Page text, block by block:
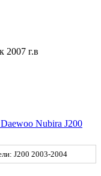
2007 г.в
Nubira J200
J200 2003-2004